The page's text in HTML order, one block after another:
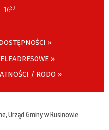
- 1630
»
»
/ RODO »
Urząd Gminy w Rusinowie